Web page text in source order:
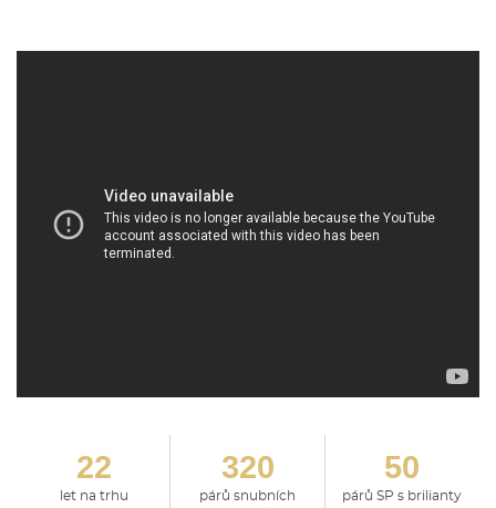
22
let na trhu
320
párů snubních
50
párů SP s brilianty